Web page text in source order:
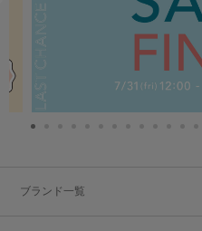
ブランド一覧